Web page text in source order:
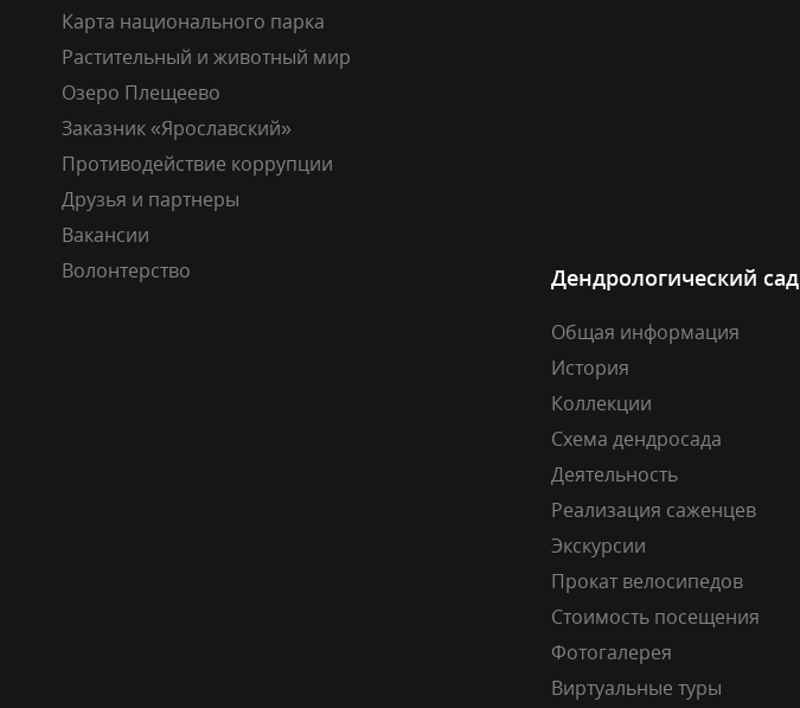
Карта национального парка
Растительный и животный мир
Озеро Плещеево
Заказник «Ярославский»
Противодействие коррупции
Друзья и партнеры
Вакансии
Волонтерство
Дендрологический сад
Общая информация
История
Коллекции
Схема дендросада
Деятельность
Реализация саженцев
Экскурсии
Прокат велосипедов
Стоимость посещения
Фотогалерея
Виртуальные туры